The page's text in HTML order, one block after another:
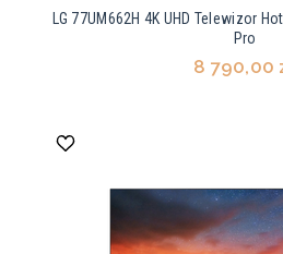
LG 77UM662H 4K UHD Telewizor
Pro
8 790,00